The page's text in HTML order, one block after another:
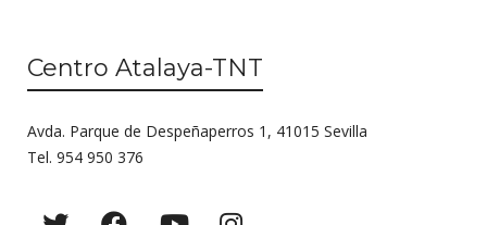
Centro Atalaya-TNT
Avda. Parque de Despeñaperros 1, 41015 Sevilla
Tel. 954 950 376